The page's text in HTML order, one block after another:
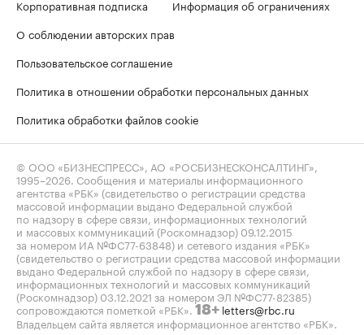
Корпоративная подписка
Информация об ограничениях
О соблюдении авторских прав
Пользовательское соглашение
Политика в отношении обработки персональных данных
Политика обработки файлов cookie
© ООО «БИЗНЕСПРЕСС», АО «РОСБИЗНЕСКОНСАЛТИНГ»,
1995–2026 . Сообщения и материалы информационного
агентства «РБК» (свидетельство о регистрации средства
массовой информации выдано Федеральной службой
по надзору в сфере связи, информационных технологий
и массовых коммуникаций (Роскомнадзор) 09.12.2015
за номером ИА №ФС77-63848) и сетевого издания «РБК»
(свидетельство о регистрации средства массовой информации
выдано Федеральной службой по надзору в сфере связи,
информационных технологий и массовых коммуникаций
(Роскомнадзор) 03.12.2021 за номером ЭЛ №ФС77-82385)
сопровождаются пометкой «РБК». 18+ letters@rbc.ru
Владельцем сайта является информационное агентство «РБК».